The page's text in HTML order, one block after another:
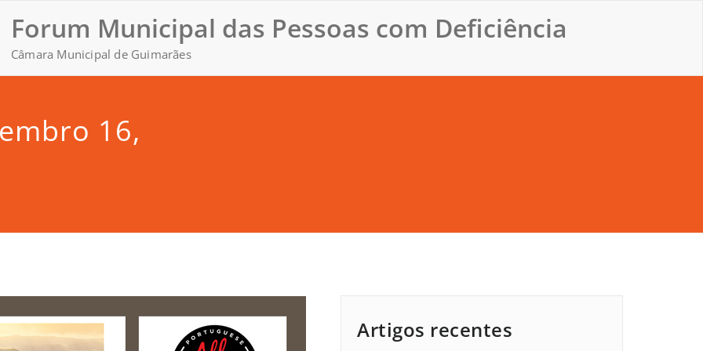
Forum Municipal das Pessoas com Deficiência
Câmara Municipal de Guimarães
16,
Artigos recentes